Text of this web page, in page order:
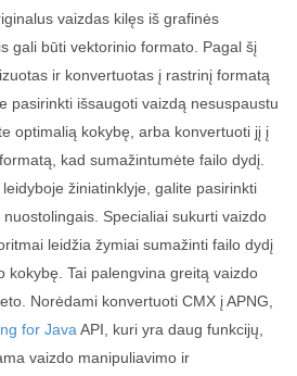
vaizdas kilęs iš grafinės
gali būti vektorinio formato. Pagal šį
ir konvertuotas į rastrinį formatą
pasirinkti išsaugoti vaizdą nesuspaustu
optimalią kokybę, arba konvertuoti jį į
kad sumažintumėte failo dydį.
žiniatinklyje, galite pasirinkti
Specialiai sukurti vaizdo
leidžia žymiai sumažinti failo dydį
kokybę. Tai palengvina greitą vaizdo
Norėdami konvertuoti CMX į APNG,
for Java API, kuri yra daug funkcijų,
vaizdo manipuliavimo ir